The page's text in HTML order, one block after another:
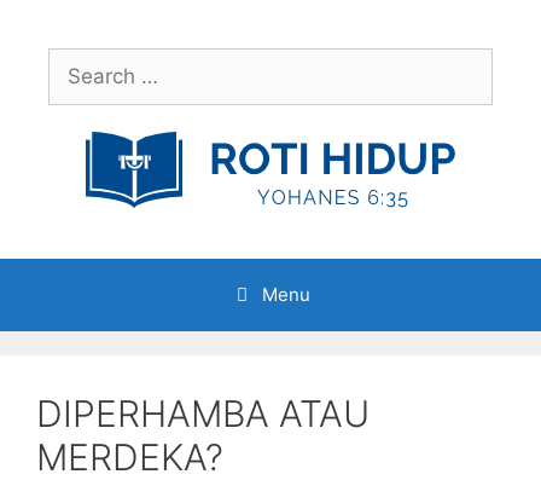
contentSearch
for:
Menu
DIPERHAMBA ATAU
MERDEKA?